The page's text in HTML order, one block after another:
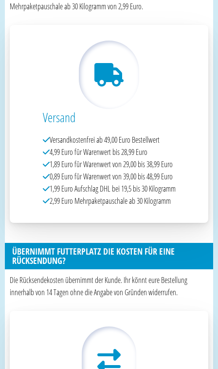
Mehrpaketpauschale ab 30 Kilogramm von 2,99 Euro.
Versand
Versandkostenfrei ab 49,00 Euro Bestellwert
4,99 Euro für Warenwert bis 28,99 Euro
1,89 Euro für Warenwert von 29,00 bis 38,99 Euro
0,89 Euro für Warenwert von 39,00 bis 48,99 Euro
1,99 Euro Aufschlag DHL bei 19,5 bis 30 Kilogramm
2,99 Euro Mehrpaketpauschale ab 30 Kilogramm
ÜBERNIMMT FUTTERPLATZ DIE KOSTEN FÜR EINE
RÜCKSENDUNG?
Die Rücksendekosten übernimmt der Kunde. Ihr könnt eure Bestellung
innerhalb von 14 Tagen ohne die Angabe von Gründen widerrufen.